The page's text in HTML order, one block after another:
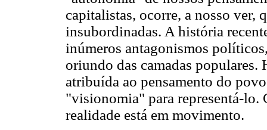
capitalistas, ocorre, a nosso ver,
insubordinadas. A história
inúmeros antagonismos
oriundo das camadas populares.
atribuída ao pensamento do
"visionomia" para representá-lo.
realidade está em movimento.